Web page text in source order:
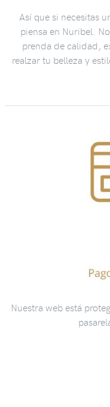
Así que si necesitas
piensa en Nuribel.
prenda de calidad,
realzar tu belleza y
Nuestra web está